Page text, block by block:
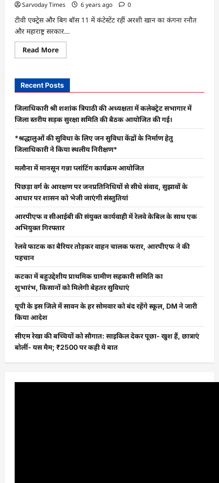
Sarvoday Times 6 years ago 0
टीवी एक्ट्रेस और बिग बॉस 11 में कंटेस्टेंट रहीं अरशी खान का कंगना रनौत
और महाराष्ट्र सरकार...
Read MoreRead
more
का
फुल
फॉर्म
बता
पाने
पर
टीवी
अभिनेत्री
अरशी
खान
हुई
ट्रोल
Recent Posts
जिलाधिकारी श्री शशांक त्रिपाठी की अध्यक्षता में कलेक्ट्रेट सभागार में
जिला स्तरीय सड़क सुरक्षा समिति की बैठक आयोजित की गई।
*श्रद्धालुओं की सुविधा के लिए जन सुविधा केंद्रों के निर्माण हेतु
जिलाधिकारी ने किया स्थलीय निरीक्षण*
मलौना में मानसून गन्ना प्लांटिंग कार्यक्रम आयोजित
पिछड़ा वर्ग के आरक्षण पर जनप्रतिनिधियों से सीधे संवाद, सुझावों के
आधार पर शासन को भेजी जाएंगी संस्तुतियां
आरपीएफ व सीआईबी की संयुक्त कार्यवाही में रेलवे केबिल के साथ एक
अभियुक्त गिरफ्तार
रेलवे फाटक का बैरियर तोड़कर वाहन चालक फरार, आरपीएफ ने की
पहचान
कटका में बहुउद्देशीय प्राथमिक ग्रामीण सहकारी समिति का
शुभारंभ, किसानों को मिलेगी बेहतर सुविधाएं
यूपी के इस जिले में सावन के हर सोमवार को बंद रहेंगे स्कूल, DM ने जारी
किया आदेश
सीएम रेखा की बच्चियों को सौगात: साइकिल देकर पूछा- खुश हैं, छात्राएं
बोलीं- यस मैम; ₹2500 पर कही ये बात